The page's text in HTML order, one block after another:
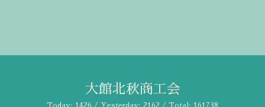
大館北秋商工会
Today: 1426 / Yesterday: 2162 / Total: 161738